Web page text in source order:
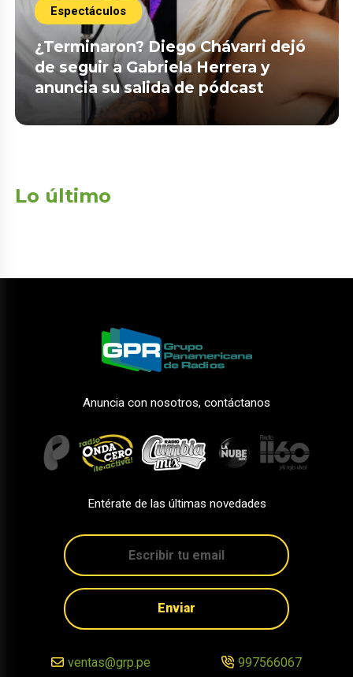
Espectáculos
¿Terminaron? Diego Chávarri dejó
de seguir a Gabriela Herrera y
anuncia su salida de pódcast
Lo último
Anuncia con nosotros, contáctanos
Entérate de las últimas novedades
Enviar
ventas@grp.pe 997566067